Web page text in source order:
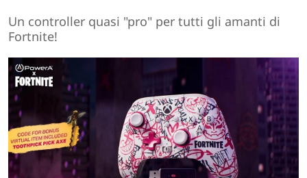
Un controller quasi "pro" per tutti gli amanti di
Fortnite!